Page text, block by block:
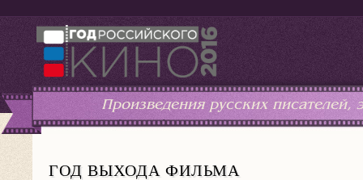
Произведения русских
ГОД ВЫХОДА ФИЛЬМА